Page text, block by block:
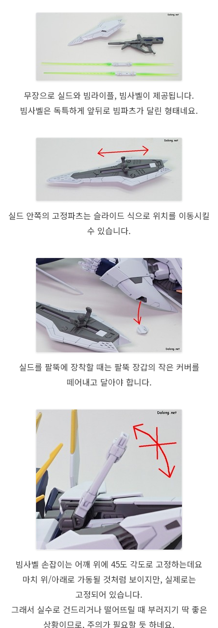
무장으로 실드와 빔라이플, 빔사벨이 제공됩니다.
빔사벨은 독특하게 앞뒤로 빔파츠가 달린 형태네요.
실드 안쪽의 고정파츠는 슬라이드 식으로 위치를 이동시킬
수 있습니다.
실드를 팔뚝에 장착할 때는 팔뚝 장갑의 작은 커버를
떼어내고 달아야 합니다.
빔사벨 손잡이는 어깨 위에 45도 각도로 고정하는데요
마치 위/아래로 가동될 것처럼 보이지만, 실제로는
고정되어 있습니다.
그래서 실수로 건드리거나 떨어뜨릴 때 부러지기 딱 좋은
상황이므로, 주의가 필요할 듯 하네요.